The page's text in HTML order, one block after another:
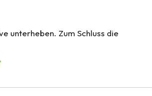
unterheben. Zum Schluss die